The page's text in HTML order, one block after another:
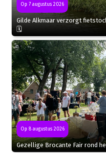
Op 7 augustus 2026
Gilde Alkmaar verzorgt
🗓
Op 8 augustus 2026
Gezellige Brocante Fair rond